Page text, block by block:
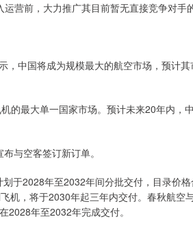
营前，大力推广其目前暂无直接竞争对手
，中国将成为规模最大的航空市场，预计
的最大单一国家市场。预计未来20年内，
与空客签订新订单。
于2028年至2032年间分批交付，目录价
机，将于2030年起三年内交付。春秋航空
2028年至2032年完成交付。